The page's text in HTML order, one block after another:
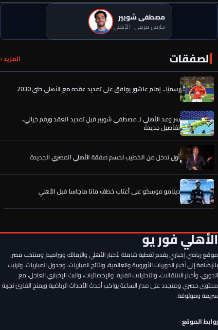
مصطفى شوبير
حارس مرمى · الأهلي
الصفقات المزيد ‹ صفقة الأهلي الجديدة تخطف الأنظار في معسكر إسبانيا
رسميًا.. إمام عاشور يوافق على تمديد عقده مع الأهلي حتى 2030
سر وعد الأهلي لـ مصطفى شوبير قبل تمديد العقد ورقم خيالي..
تفاصيل جديدة
أول تدخل من الخطيب لحسم صفقة الأهلي المصري الجديدة
دينامو موسكو على أعتاب خطف ماتا ماجاسا قبل الأهلي
صفقة الأهلي الجديدة تخطف الأنظار في معسكر إسبانيا
رسميًا.. إمام عاشور يوافق على تمديد عقده مع الأهلي حتى 2030
الأهلي فور يو
موقع رياضي إخباري يقدم تغطية شاملة لأخبار الأهلي والزمالك وبيراميدز ومنتخب مصر،
بالإضافة إلى أخبار الدوريات الأوروبية والعالمية، ونتائج المباريات، وجدول المباريات، وترتيب
الدوري، وأخبار الانتقالات، والتحليلات الفنية، والإحصائيات، والبث الإخباري العاجل، مع
محتوى حصري ومتجدد على مدار الساعة يواكب أحدث الأحداث الرياضية ويمنح القارئ تجربة
سريعة وموثوقة.
روابط الموقع